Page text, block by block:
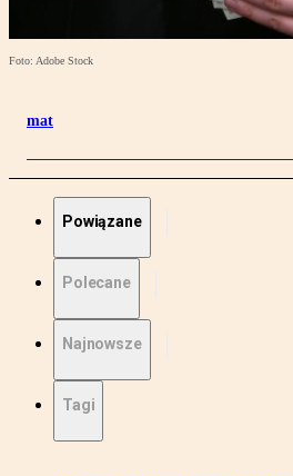
Foto: Adobe Stock
mat
Powiązane
Polecane
Najnowsze
Tagi